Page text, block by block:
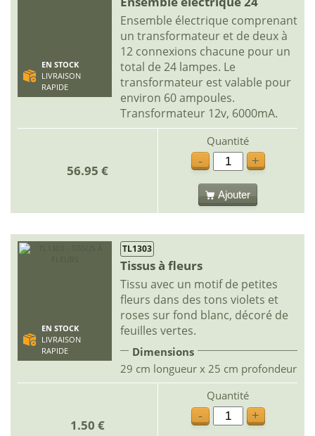
EN STOCK
LIVRAISON
RAPIDE
Ensemble électrique comprenant
un transformateur et de deux à
12 connexions chacune pour un
total de 24 lampes. Le
transformateur est valable pour
environ 60 ampoules.
Transformateur 12v, 6000mA.
56.95 €
Quantité
-
+
Ajouter
EN STOCK
LIVRAISON
RAPIDE
TL1303
Tissus à fleurs
Tissu avec un motif de petites
fleurs dans des tons violets et
roses sur fond blanc, décoré de
feuilles vertes.
Dimensions
29 cm longueur x 25 cm profondeur
1.50 €
Quantité
-
+